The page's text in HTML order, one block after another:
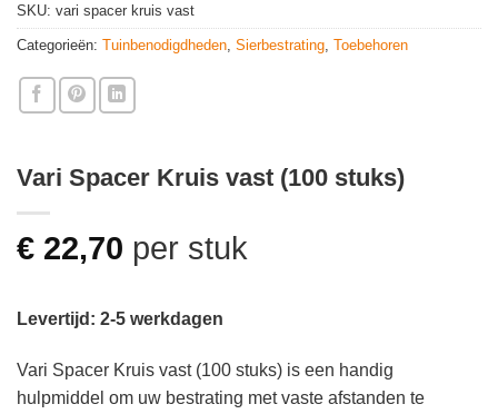
SKU: vari spacer kruis vast
Categorieën: Tuinbenodigdheden Sierbestrating Toebehoren
Vari Spacer Kruis vast (100 stuks)
€ 22,70 per stuk
Levertijd: 2-5 werkdagen
Vari Spacer Kruis vast (100 stuks) is een handig
hulpmiddel om uw bestrating met vaste afstanden te